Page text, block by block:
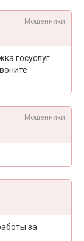
Мошенники
госуслуг.
Мошенники
за